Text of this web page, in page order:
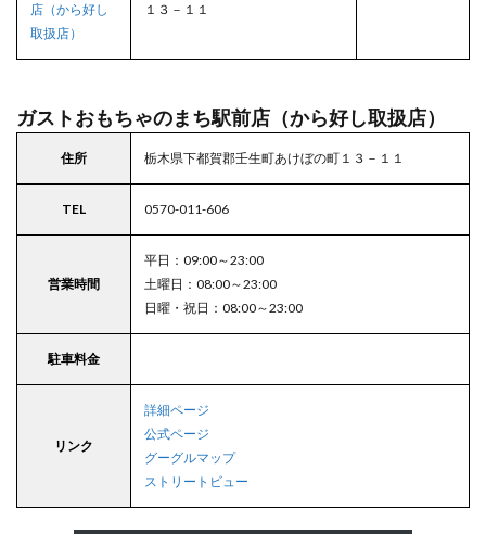
店（から好し
取扱店）
１３－１１
ガストおもちゃのまち駅前店（から好し取扱店）
住所 栃木県下都賀郡壬生町あけぼの町１３－１１
TEL 0570-011-606
営業時間
平日：09:00～23:00
土曜日：08:00～23:00
日曜・祝日：08:00～23:00
駐車料金
リンク
詳細ページ
公式ページ
グーグルマップ
ストリートビュー